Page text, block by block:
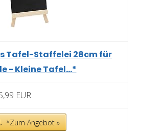
Tafel-Staffelei 28cm für
- Kleine Tafel...*
EUR
*Zum Angebot »